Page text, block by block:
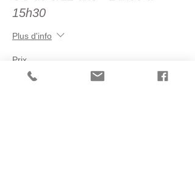
15h30
Plus d'info
Prix
25,00 €